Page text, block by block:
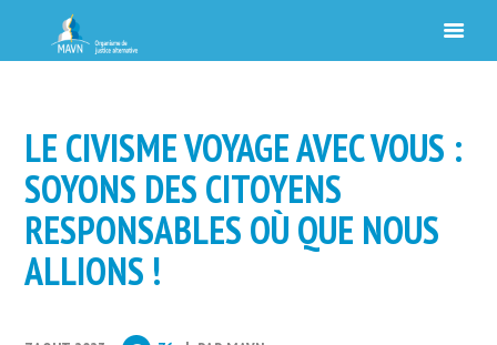
LE CIVISME VOYAGE AVEC VOUS :
SOYONS DES CITOYENS
RESPONSABLES OÙ QUE NOUS
ALLIONS !